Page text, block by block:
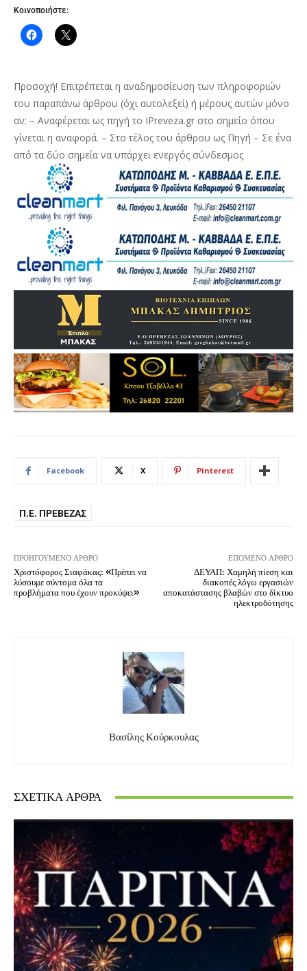
Κοινοποιήστε:
Προσοχή! Επιτρέπεται η αναδημοσίευση των πληροφοριών
του παραπάνω άρθρου (όχι αυτολεξεί) ή μέρους αυτών μόνο
αν: – Αναφέρεται ως πηγή το IPreveza.gr στο σημείο όπου
γίνεται η αναφορά. – Στο τέλος του άρθρου ως Πηγή – Σε ένα
από τα δύο σημεία να υπάρχει ενεργός σύνδεσμος
Facebook X Pinterest
Π.Ε. ΠΡΈΒΕΖΑΣ
ΠΡΟΗΓΟΎΜΕΝΟ ΆΡΘΡΟ
Χριστόφορος Σιαφάκας: «Πρέπει να
λύσουμε σύντομα όλα τα
προβλήματα που έχουν προκύψει»
ΕΠΌΜΕΝΟ ΆΡΘΡΟ
ΔΕΥΑΠ: Χαμηλή πίεση και
διακοπές λόγω εργασιών
αποκατάστασης βλαβών στο δίκτυο
ηλεκτροδότησης
Βασίλης Κούρκουλας
ΣΧΕΤΙΚΆ ΆΡΘΡΑ